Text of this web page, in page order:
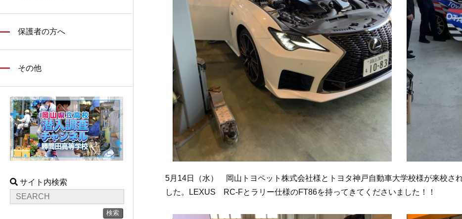
保護者の方へ
その他
サイト内検索
検索
5月14日（水） 岡山トヨペット株式会社様とトヨタ神戸自動車大学校様が来校さ
した。LEXUS RC-Fとラリー仕様のFT86を持ってきてくださいました！！